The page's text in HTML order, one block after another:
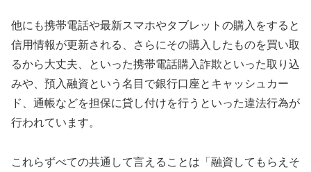
他にも携帯電話や最新スマホやタブレットの購入をすると
信用情報が更新される、さらにその購入したものを買い取
るから大丈夫、といった携帯電話購入詐欺といった取り込
みや、預入融資という名目で銀行口座とキャッシュカー
ド、通帳などを担保に貸し付けを行うといった違法行為が
行われています。
これらずべての共通して言えることは「融資してもらえそ